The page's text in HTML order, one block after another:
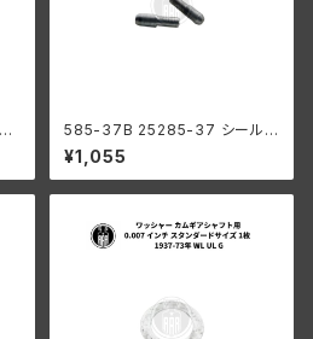
585-37B 25285-37 シール
リング リテイニング ピン 2個セ
ット ハーレーダビッドソン 1937
-73年 WL UL G
¥1,055